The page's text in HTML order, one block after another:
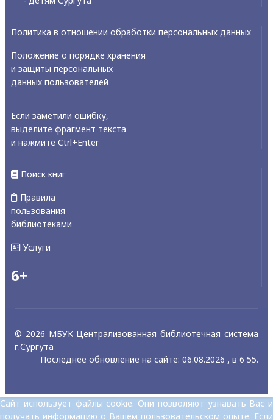
Политика в отношении обработки персональных данных
Положение о порядке хранения
и защиты персональных
данных пользователей
Если заметили ошибку,
выделите фрагмент текста
и нажмите Ctrl+Enter
Поиск книг
Правила
пользования
библиотеками
Услуги
6+
© 2026 МБУК Централизованная библиотечная система
г.Сургута
Последнее обновление на сайте: 06.08.2026 , в 6 55.
Сайт использует файлы cookie. Они позволяют узнавать Вас и
получать информацию о Вашем пользовательском опыте. Если